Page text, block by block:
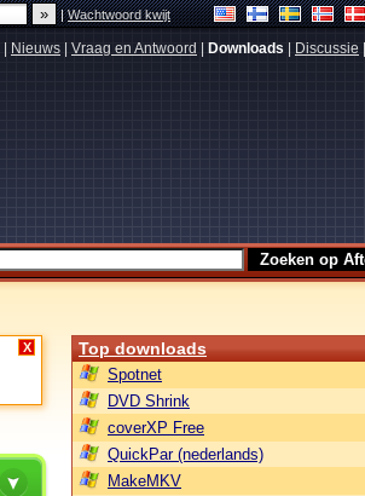
|Wachtwoord kwijt
Nieuws Vraag en Antwoord Downloads Discussie
X Top downloads
Spotnet
DVD Shrink
coverXP Free
QuickPar (nederlands)
MakeMKV